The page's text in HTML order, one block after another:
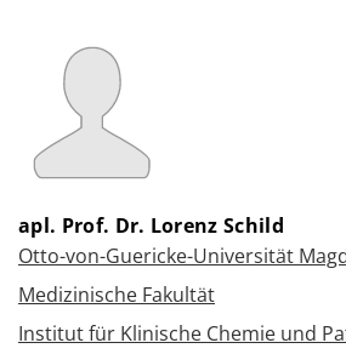
apl. Prof. Dr. Lorenz Schild
Otto-von-Guericke-Universität
Medizinische Fakultät
Institut für Klinische Chemie und